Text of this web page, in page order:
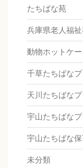
たちばな苑
兵庫県老人福
動物ホットケー
千草たちばな
天川たちばな
宇山たちばな
宇山たちばな
未分類